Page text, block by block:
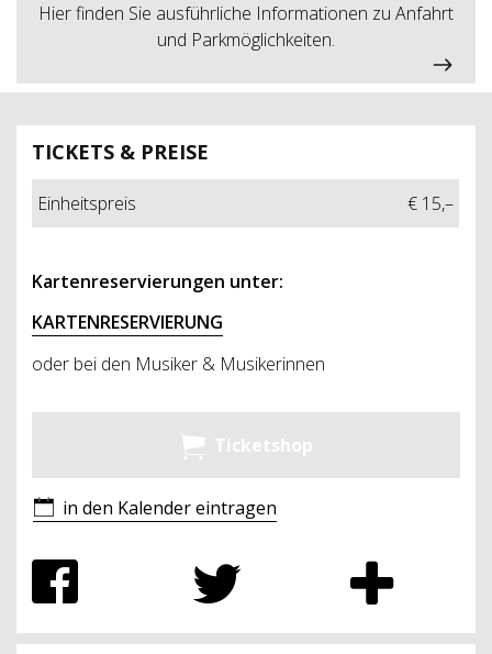
TICKETS & PREISE
Einheitspreis € 15,–
Kartenreservierungen unter:
KARTENRESERVIERUNG
oder bei den Musiker & Musikerinnen
Ticketshop
in den Kalender eintragen
Hier finden Sie ausführliche Informationen zu Anfahrt
und Parkmöglichkeiten.